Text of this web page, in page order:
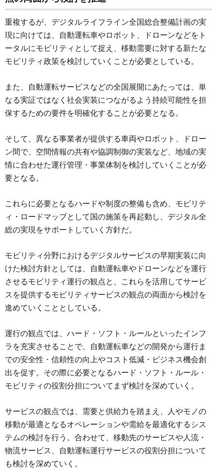
重複するが、デジタルライフライン全国総合整備計画の実
現に向けては、自動運転車やロボット、ドローンなどをト
ータルにモビリティとして捉え、移動需要に対する新たな
モビリティ政策を検討していくことが必要としている。
また、自動運転サービスなどの全国展開にあたっては、単
なる実証ではなく社会実装につながるよう持続可能性を担
保するための要件を明確化することが必要となる。
そして、異なる事業者が提供する車両やロボット、ドロー
ン間で、空間情報の共有や協調制御の実装など、地域の実
情に合わせた運行管理・事業体制を検討していくことが必
要となる。
これらに必要となるハードや制度の整備も含め、モビリテ
ィ・ロードマップとして国の施策を再起動し、デジタル全
総の実現をサポートしていく方針だ。
モビリティ分野におけるデジタルサービスの早期実装に向
けた検討方針としては、自動運転車やドローンなどを運行
させるモビリティ運行の観点と、これらを活用してサービ
スを提供するモビリティサービスの観点の両面から検討を
進めていくこととしている。
運行の観点では、ハード・ソフト・ルールといったインフ
ラを充実させることで、自動運転車などの開発から運行ま
での安全性・信頼性の向上やコスト低減・ビジネス機会創
出を促す。その際に必要となるハード・ソフト・ルール・
モビリティの役割分担についてまず検討を深めていく。
サービスの観点では、需要と供給力を踏まえ、人やモノの
移動が最適となるオペレーションや需給を最適化するシス
テムの検討を行う。合わせて、移動先のサービスや人流・
物流サービス、自動運転運行サービスの役割分担について
も検討を深めていく。